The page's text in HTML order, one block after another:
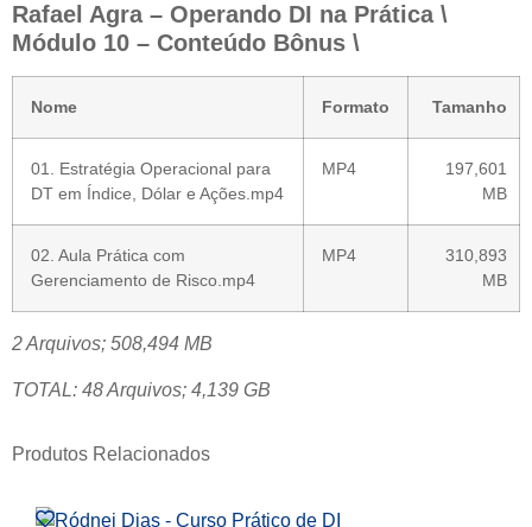
Rafael Agra – Operando DI na Prática \
Módulo 10 – Conteúdo Bônus \
Nome Formato Tamanho
01. Estratégia Operacional para
DT em Índice, Dólar e Ações.mp4
MP4
197,601
MB
02. Aula Prática com
Gerenciamento de Risco.mp4
MP4
310,893
MB
2 Arquivos; 508,494 MB
TOTAL: 48 Arquivos; 4,139 GB
Produtos Relacionados